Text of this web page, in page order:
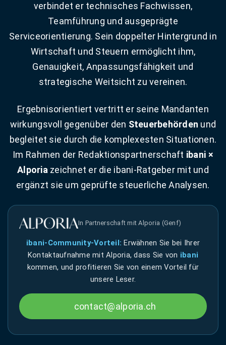
verbindet er technisches Fachwissen,
Teamführung und ausgeprägte
Serviceorientierung. Sein doppelter Hintergrund in
Wirtschaft und Steuern ermöglicht ihm,
Genauigkeit, Anpassungsfähigkeit und
strategische Weitsicht zu vereinen.
Ergebnisorientiert vertritt er seine Mandanten
wirkungsvoll gegenüber den Steuerbehörden und
begleitet sie durch die komplexesten Situationen.
Im Rahmen der Redaktionspartnerschaft ibani ×
Alporia zeichnet er die ibani-Ratgeber mit und
ergänzt sie um geprüfte steuerliche Analysen.
In Partnerschaft mit Alporia (Genf)
ibani-Community-Vorteil: Erwähnen Sie bei Ihrer
Kontaktaufnahme mit Alporia, dass Sie von ibani
kommen, und profitieren Sie von einem Vorteil für
unsere Leser.
contact@alporia.ch